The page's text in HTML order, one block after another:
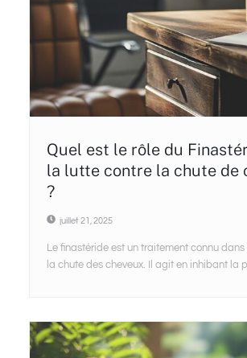
Quel est le rôle du
la lutte contre la chute de
?
juillet 21, 2025
Le finastéride est un traitement connu
la chute des cheveux. Il agit en inhibant la